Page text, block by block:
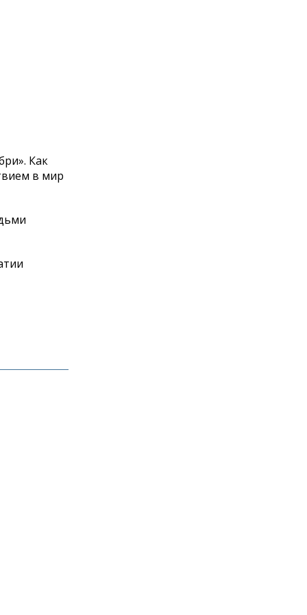
». Как
в мир